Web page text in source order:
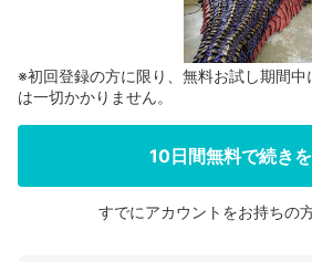
会員登録する
※初回登録の方に限り、無料お試し期間中
は一切かかりません。
10日間無料で続き
すでにアカウントをお持ちの